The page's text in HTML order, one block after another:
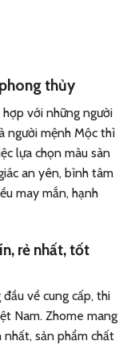
thủy
với những người
người mệnh Mộc thì
lựa chọn màu sàn
an yên, bình tâm
may mắn, hạnh
rẻ nhất, tốt
về cung cấp, thi
Nam. Zhome mang
nhất, sản phẩm chất